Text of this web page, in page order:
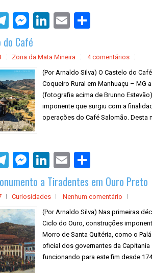
do Café
Zona da Mata Mineira
4 comentários
(Por Arnaldo Silva) O Castelo do
Coqueiro Rural em Manhuaçu – MG
(fotografia acima de Brunno
imponente que surgiu com a
operações do Café Salomão. Desta
r
e
a Tiradentes em Ouro Preto
Curiosidades
Nenhum comentário
(Por Arnaldo Silva) Nas primeiras
Ciclo do Ouro, construções
Morro de Santa Quitéria, como o
oficial dos governantes da Capitania
funcionando para este fim desde